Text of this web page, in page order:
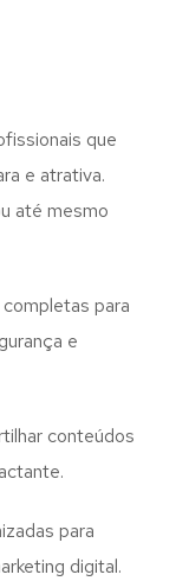
que
e atrativa.
até mesmo
para
e
conteúdos
para
digital.